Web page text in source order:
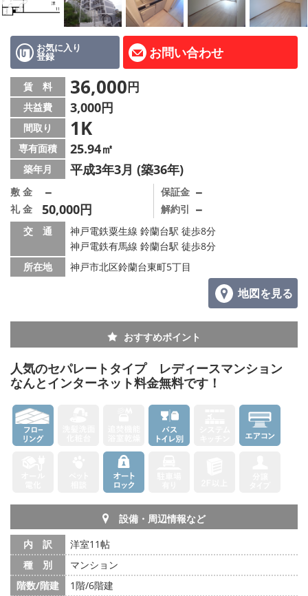
地図から探す
店舗情報·アクセス
会社概要
メールでお問い合わせ
お気に入り
登録 お問い合わせ
賃 料 36,000円
共益費 3,000円
間取り 1K
専有面積 25.94㎡
築年月 平成3年3月 (築36年)
敷 金 －
礼 金 50,000円
保証金 －
解約引 －
交 通
神戸電鉄粟生線 鈴蘭台駅 徒歩8分
神戸電鉄有馬線 鈴蘭台駅 徒歩8分
所在地
神戸市北区鈴蘭台東町5丁目
地図を見る
おすすめポイント
人気のセパレートタイプ レディースマンション
なんとインターネット料金無料です！
設備・周辺情報など
内 訳
洋室11帖
種 別
マンション
階数/階建
1階/6階建